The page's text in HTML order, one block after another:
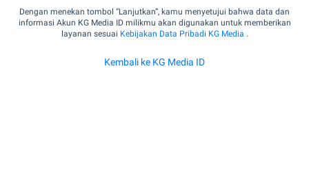
Dengan menekan tombol “Lanjutkan”, kamu menyetujui bahwa data dan
informasi Akun KG Media ID milikmu akan digunakan untuk memberikan
layanan sesuai Kebijakan Data Pribadi KG Media .
Kembali ke KG Media ID